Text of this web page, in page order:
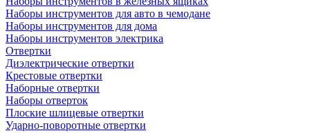
Наборы инструментов для авто в чемодане
Наборы инструментов для дома
Наборы инструментов электрика
Отвертки
Диэлектрические отвертки
Крестовые отвертки
Наборные отвертки
Наборы отверток
Плоские шлицевые отвертки
Ударно-поворотные отвертки